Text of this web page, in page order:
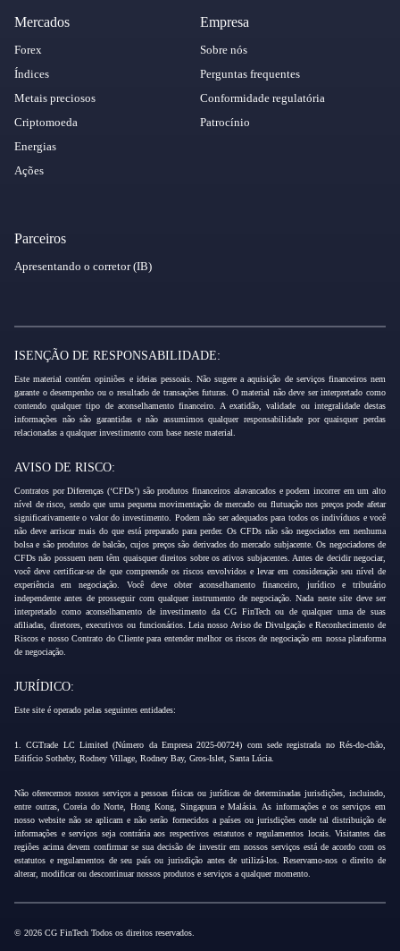
Mercados
Forex
Índices
Metais preciosos
Criptomoeda
Energias
Ações
Empresa
Sobre nós
Perguntas frequentes
Conformidade regulatória
Patrocínio
Parceiros
Apresentando o corretor (IB)
ISENÇÃO DE RESPONSABILIDADE:
Este material contém opiniões e ideias pessoais. Não sugere a aquisição de serviços financeiros nem
garante o desempenho ou o resultado de transações futuras. O material não deve ser interpretado como
contendo qualquer tipo de aconselhamento financeiro. A exatidão, validade ou integralidade destas
informações não são garantidas e não assumimos qualquer responsabilidade por quaisquer perdas
relacionadas a qualquer investimento com base neste material.
AVISO DE RISCO:
Contratos por Diferenças (‘CFDs’) são produtos financeiros alavancados e podem incorrer em um alto
nível de risco, sendo que uma pequena movimentação de mercado ou flutuação nos preços pode afetar
significativamente o valor do investimento. Podem não ser adequados para todos os indivíduos e você
não deve arriscar mais do que está preparado para perder. Os CFDs não são negociados em nenhuma
bolsa e são produtos de balcão, cujos preços são derivados do mercado subjacente. Os negociadores de
CFDs não possuem nem têm quaisquer direitos sobre os ativos subjacentes. Antes de decidir negociar,
você deve certificar-se de que compreende os riscos envolvidos e levar em consideração seu nível de
experiência em negociação. Você deve obter aconselhamento financeiro, jurídico e tributário
independente antes de prosseguir com qualquer instrumento de negociação. Nada neste site deve ser
interpretado como aconselhamento de investimento da CG FinTech ou de qualquer uma de suas
afiliadas, diretores, executivos ou funcionários. Leia nosso Aviso de Divulgação e Reconhecimento de
Riscos e nosso Contrato do Cliente para entender melhor os riscos de negociação em nossa plataforma
de negociação.
JURÍDICO:
Este site é operado pelas seguintes entidades:
1. CGTrade LC Limited (Número da Empresa 2025-00724) com sede registrada no Rés-do-chão,
Edifício Sotheby, Rodney Village, Rodney Bay, Gros-Islet, Santa Lúcia.
Não oferecemos nossos serviços a pessoas físicas ou jurídicas de determinadas jurisdições, incluindo,
entre outras, Coreia do Norte, Hong Kong, Singapura e Malásia. As informações e os serviços em
nosso website não se aplicam e não serão fornecidos a países ou jurisdições onde tal distribuição de
informações e serviços seja contrária aos respectivos estatutos e regulamentos locais. Visitantes das
regiões acima devem confirmar se sua decisão de investir em nossos serviços está de acordo com os
estatutos e regulamentos de seu país ou jurisdição antes de utilizá-los. Reservamo-nos o direito de
alterar, modificar ou descontinuar nossos produtos e serviços a qualquer momento.
© 2026 CG FinTech Todos os direitos reservados.